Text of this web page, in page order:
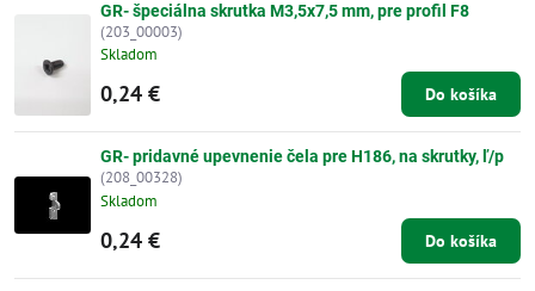
GR- špeciálna skrutka M3,5x7,5 mm, pre profil F8
(203_00003)
Skladom
0,24 € Do košíka
GR- pridavné upevnenie čela pre H186, na skrutky, ľ/p
(208_00328)
Skladom
0,24 € Do košíka